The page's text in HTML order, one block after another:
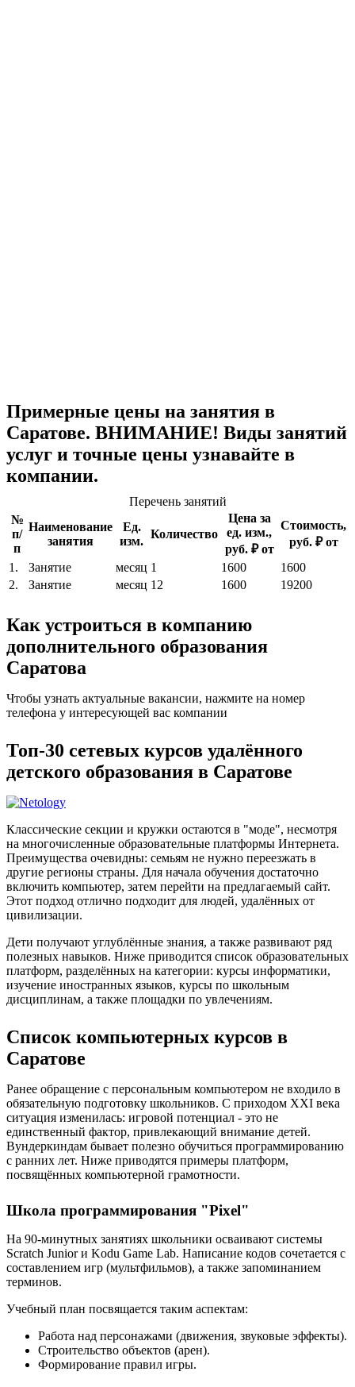
Примерные цены на занятия в
Саратове. ВНИМАНИЕ! Виды занятий
услуг и точные цены узнавайте в
компании.
Перечень занятий
№
п/
п
Наименование
занятия
Ед.
изм.
Количество
Цена за
ед. изм.,
руб. ₽ от
Стоимость,
руб. ₽ от
1.
Занятие месяц 1 1600
1600
2.
Занятие месяц 12 1600 19200
Как устроиться в компанию
дополнительного образования
Саратова
Чтобы узнать актуальные вакансии, нажмите на номер
телефона у интересующей вас компании
Топ-30 сетевых курсов удалённого
детского образования в Саратове
Классические секции и кружки остаются в "моде", несмотря
на многочисленные образовательные платформы Интернета.
Преимущества очевидны: семьям не нужно переезжать в
другие регионы страны. Для начала обучения достаточно
включить компьютер, затем перейти на предлагаемый сайт.
Этот подход отлично подходит для людей, удалённых от
цивилизации.
Дети получают углублённые знания, а также развивают ряд
полезных навыков. Ниже приводится список образовательных
платформ, разделённых на категории: курсы информатики,
изучение иностранных языков, курсы по школьным
дисциплинам, а также площадки по увлечениям.
Список компьютерных курсов в
Саратове
Ранее обращение с персональным компьютером не входило в
обязательную подготовку школьников. С приходом XXI века
ситуация изменилась: игровой потенциал - это не
единственный фактор, привлекающий внимание детей.
Вундеркиндам бывает полезно обучиться программированию
с ранних лет. Ниже приводятся примеры платформ,
посвящённых компьютерной грамотности.
Школа программирования "Pixel"
На 90-минутных занятиях школьники осваивают системы
Scratch Junior и Kodu Game Lab. Написание кодов сочетается с
составлением игр (мультфильмов), а также запоминанием
терминов.
Учебный план посвящается таким аспектам:
Работа над персонажами (движения, звуковые эффекты).
Строительство объектов (арен).
Формирование правил игры.